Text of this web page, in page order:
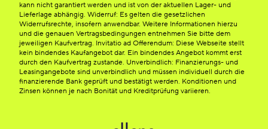
kann nicht garantiert werden und ist von der aktuellen Lager- und
Lieferlage abhängig. Widerruf: Es gelten die gesetzlichen
Widerrufsrechte, insofern anwendbar. Weitere Informationen hierzu
und die genauen Vertragsbedingungen entnehmen Sie bitte dem
jeweiligen Kaufvertrag. Invitatio ad Offerendum: Diese Webseite stellt
kein bindendes Kaufangebot dar. Ein bindendes Angebot kommt erst
durch den Kaufvertrag zustande. Unverbindlich: Finanzierungs- und
Leasingangebote sind unverbindlich und müssen individuell durch die
finanzierende Bank geprüft und bestätigt werden. Konditionen und
Zinsen können je nach Bonität und Kreditprüfung variieren.